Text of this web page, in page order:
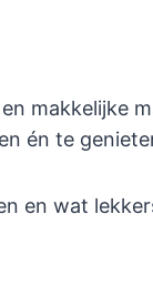
makkelijke
én te
en wat